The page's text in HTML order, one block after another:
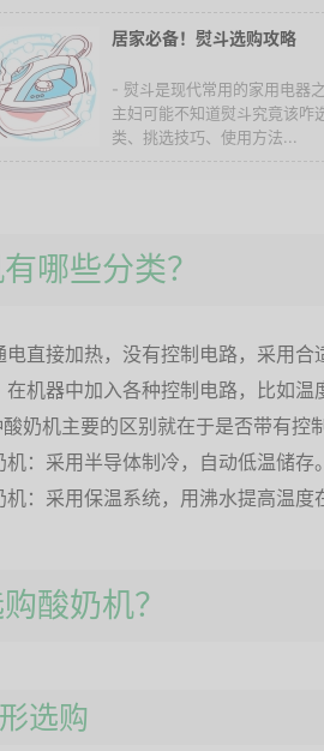
居家必备！熨斗选购攻略
- 熨斗是现代常用的家用电器
主妇可能不知道熨斗究竟该咋
类、挑选技巧、使用方法...
哪些分类？
电直接加热，没有控制电路，采用
在机器中加入各种控制电路，比如
奶机主要的区别就在于是否带有控
机：采用半导体制冷，自动低温储存
机：采用保温系统，用沸水提高温
酸奶机？
选购